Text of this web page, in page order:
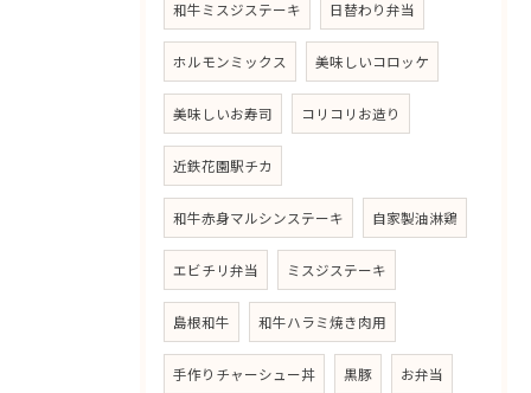
和牛ミスジステーキ 日替わり弁当
ホルモンミックス 美味しいコロッケ
美味しいお寿司 コリコリお造り
近鉄花園駅チカ
和牛赤身マルシンステーキ 自家製油淋鶏
エビチリ弁当 ミスジステーキ
島根和牛 和牛ハラミ焼き肉用
手作りチャーシュー丼 黒豚 お弁当